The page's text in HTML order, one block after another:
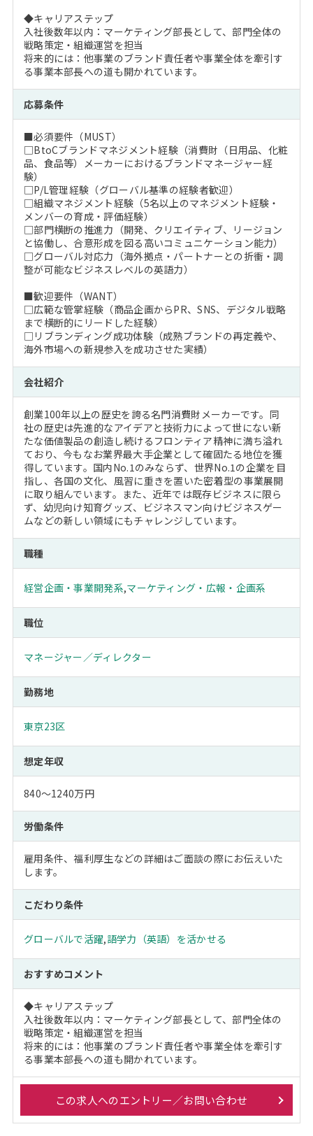
◆キャリアステップ
入社後数年以内：マーケティング部長として、部門全体の
戦略策定・組織運営を担当
将来的には：他事業のブランド責任者や事業全体を牽引す
る事業本部長への道も開かれています。
応募条件
■必須要件（MUST）
□BtoCブランドマネジメント経験（消費財（日用品、化粧
品、食品等）メーカーにおけるブランドマネージャー経
験）
□P/L管理経験（グローバル基準の経験者歓迎）
□組織マネジメント経験（5名以上のマネジメント経験・
メンバーの育成・評価経験）
□部門横断の推進力（開発、クリエイティブ、リージョン
と協働し、合意形成を図る高いコミュニケーション能力）
□グローバル対応力（海外拠点・パートナーとの折衝・調
整が可能なビジネスレベルの英語力）
■歓迎要件（WANT）
□広範な管掌経験（商品企画からPR、SNS、デジタル戦略
まで横断的にリードした経験）
□リブランディング成功体験（成熟ブランドの再定義や、
海外市場への新規参入を成功させた実績）
会社紹介
創業100年以上の歴史を誇る名門消費財メーカーです。同
社の歴史は先進的なアイデアと技術力によって世にない新
たな価値製品の創造し続けるフロンティア精神に満ち溢れ
ており、今もなお業界最大手企業として確固たる地位を獲
得しています。国内No.1のみならず、世界No.1の企業を目
指し、各国の文化、風習に重きを置いた密着型の事業展開
に取り組んでいます。また、近年では既存ビジネスに限ら
ず、幼児向け知育グッズ、ビジネスマン向けビジネスゲー
ムなどの新しい領域にもチャレンジしています。
職種
経営企画・事業開発系,マーケティング・広報・企画系
職位
マネージャー／ディレクター
勤務地
東京23区
想定年収
840～1240万円
労働条件
雇用条件、福利厚生などの詳細はご面談の際にお伝えいた
します。
こだわり条件
グローバルで活躍,語学力（英語）を活かせる
おすすめコメント
◆キャリアステップ
入社後数年以内：マーケティング部長として、部門全体の
戦略策定・組織運営を担当
将来的には：他事業のブランド責任者や事業全体を牽引す
る事業本部長への道も開かれています。
この求人へのエントリー／お問い合わせ